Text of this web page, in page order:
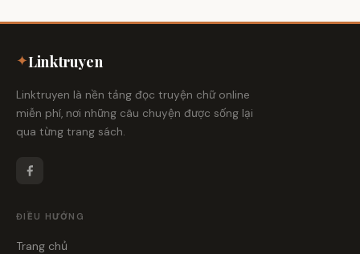
✦Linktruyen
Linktruyen là nền tảng đọc truyện chữ online
miễn phí, nơi những câu chuyện được sống lại
qua từng trang sách.
ĐIỀU HƯỚNG
Trang chủ